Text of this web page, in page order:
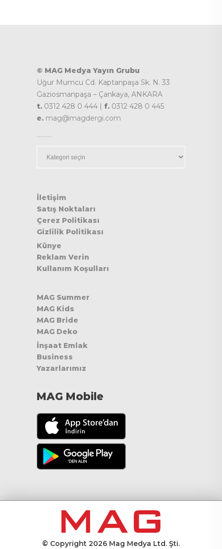
© MAG Medya Yayın Grubu
Uğur Mumcu Cd. Kaptanpaşa Sk. N. 33
Gaziosmanpaşa – Çankaya, ANKARA
t. 0312 428 0 444 | f. 0312 428 0 445
e. mag@magdergi.com
İletişim
Satış Noktaları
Çerez Politikası
Gizlilik Politikası
Künye
Reklam Verin
Kullanım Koşulları
MAG Summer
MAG Kids
MAG Bride
MAG Deko
İnşaat Emlak
Business
Yazarlarımız
MAG Mobile
© Copyright 2026 Mag Medya Ltd. Şti.